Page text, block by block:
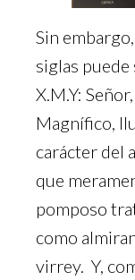
Sin
siglas puede
X.M.Y:
Magnífico,
carácter del
que
pomposo
como
virrey. Y,